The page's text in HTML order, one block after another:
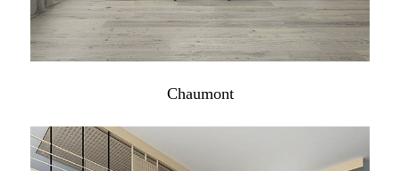
Chaumont